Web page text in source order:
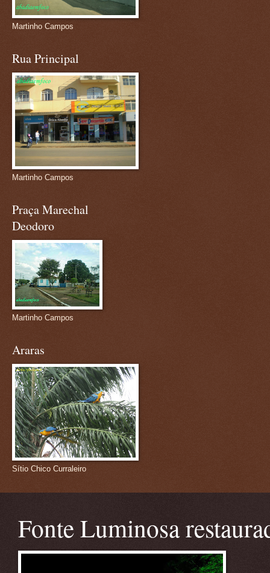
Martinho Campos
Rua Principal
Martinho Campos
Praça Marechal
Deodoro
Martinho Campos
Araras
Sítio Chico Curraleiro
Fonte Luminosa